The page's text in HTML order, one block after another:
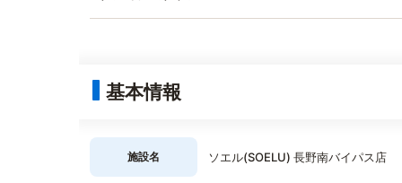
基本情報
施設名 ソエル(SOELU) 長野南バイパス店